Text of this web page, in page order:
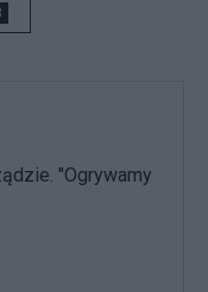
"Ogrywamy